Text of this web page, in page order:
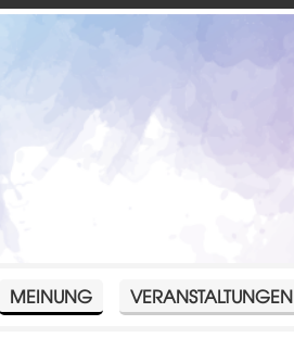
MEINUNG VERANSTALTUNGEN